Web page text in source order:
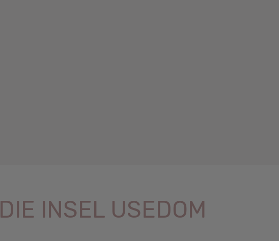
INSEL USEDOM